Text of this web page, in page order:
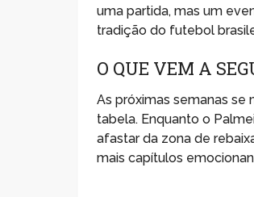
uma partida, mas um
tradição do futebol
O QUE VEM A
As próximas semanas se
tabela. Enquanto o
afastar da zona de
mais capítulos